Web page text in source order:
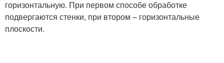
горизонтальную. При первом способе обработке
подвергаются стенки, при втором – горизонтальные
плоскости.